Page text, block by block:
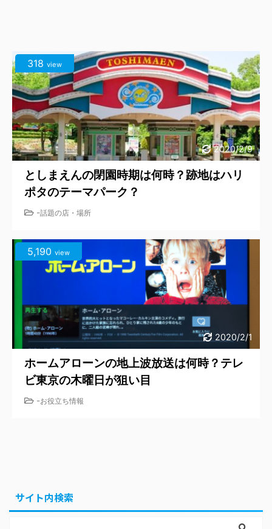
2020/2/9
318 view
としまえんの閉園時期は何時？跡地はハリ
ポタのテーマパーク？
-話題の店・場所
2020/2/1
5,190 view
ホームアローンの地上波放送は何時？テレ
ビ東京の木曜日が狙い目
-お役立ち情報
サイト内検索